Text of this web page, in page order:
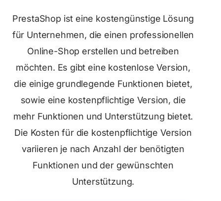
PrestaShop ist eine kostengünstige Lösung
für Unternehmen, die einen professionellen
Online-Shop erstellen und betreiben
möchten. Es gibt eine kostenlose Version,
die einige grundlegende Funktionen bietet,
sowie eine kostenpflichtige Version, die
mehr Funktionen und Unterstützung bietet.
Die Kosten für die kostenpflichtige Version
variieren je nach Anzahl der benötigten
Funktionen und der gewünschten
Unterstützung.